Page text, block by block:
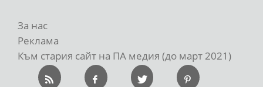
За нас
Реклама
Към стария сайт на ПА медия (до март 2021)